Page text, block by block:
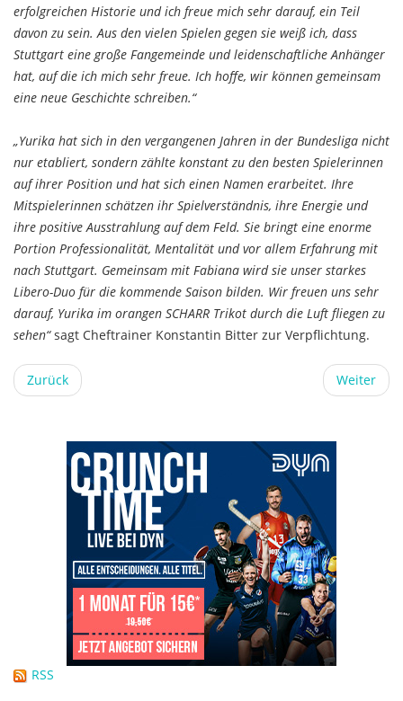
erfolgreichen Historie und ich freue mich sehr darauf, ein Teil
davon zu sein. Aus den vielen Spielen gegen sie weiß ich, dass
Stuttgart eine große Fangemeinde und leidenschaftliche Anhänger
hat, auf die ich mich sehr freue. Ich hoffe, wir können gemeinsam
eine neue Geschichte schreiben.“
„Yurika hat sich in den vergangenen Jahren in der Bundesliga nicht
nur etabliert, sondern zählte konstant zu den besten Spielerinnen
auf ihrer Position und hat sich einen Namen erarbeitet. Ihre
Mitspielerinnen schätzen ihr Spielverständnis, ihre Energie und
ihre positive Ausstrahlung auf dem Feld. Sie bringt eine enorme
Portion Professionalität, Mentalität und vor allem Erfahrung mit
nach Stuttgart. Gemeinsam mit Fabiana wird sie unser starkes
Libero-Duo für die kommende Saison bilden. Wir freuen uns sehr
darauf, Yurika im orangen SCHARR Trikot durch die Luft fliegen zu
sehen“sagt Cheftrainer Konstantin Bitter zur Verpflichtung.
Zurück Weiter
RSS